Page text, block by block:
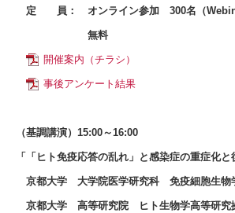
定 員： オンライン参加 300名（
無料
開催案内（チラシ）
事後アンケート結果
（基調講演）15:00～16:00
「「ヒト免疫応答の乱れ」と感染症の重症化と
京都大学 大学院医学研究科 免疫細胞生
京都大学 高等研究院 ヒト生物学高等研